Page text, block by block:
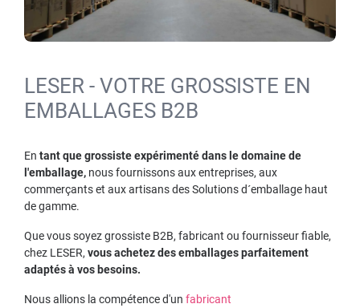
LESER - VOTRE GROSSISTE EN
EMBALLAGES B2B
En tant que grossiste expérimenté dans le domaine de
l'emballage, nous fournissons aux entreprises, aux
commerçants et aux artisans des Solutions d´emballage haut
de gamme.
Que vous soyez grossiste B2B, fabricant ou fournisseur fiable,
chez LESER, vous achetez des emballages parfaitement
adaptés à vos besoins.
Nous allions la compétence d'un fabricant